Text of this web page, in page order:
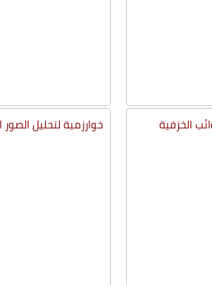
خوارزمية لتحليل الصور